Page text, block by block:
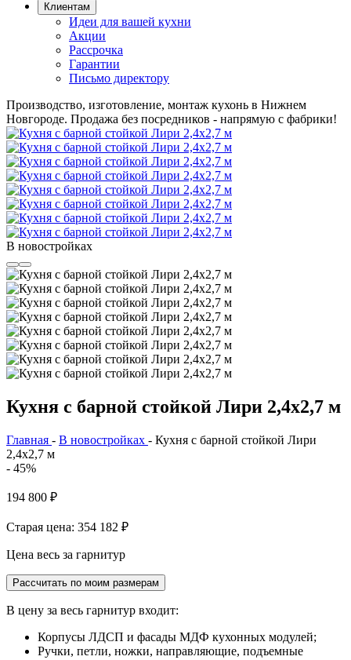
Клиентам
Идеи для вашей кухни
Акции
Рассрочка
Гарантии
Письмо директору
Производство, изготовление, монтаж кухонь в Нижнем
Новгороде. Продажа без посредников - напрямую с фабрики!
В новостройках
Кухня с барной стойкой Лири 2,4х2,7 м
Главная - В новостройках - Кухня с барной стойкой Лири
2,4х2,7 м
- 45%
194 800 ₽
Старая цена: 354 182 ₽
Цена весь за гарнитур
Рассчитать по моим размерам
В цену за весь гарнитур входит:
Корпусы ЛДСП и фасады МДФ кухонных модулей;
Ручки, петли, ножки, направляющие, подъемные